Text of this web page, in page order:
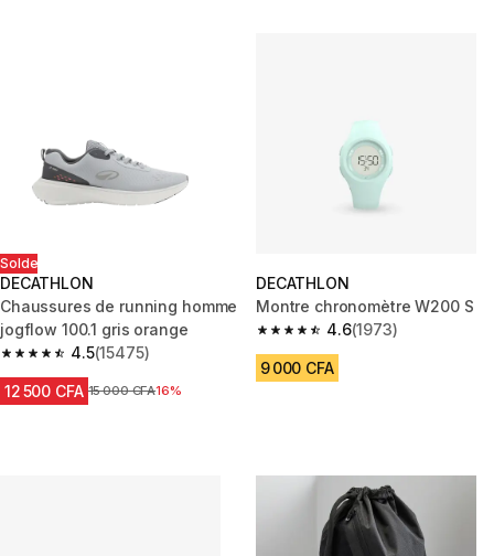
Solde
DECATHLON
Chaussures de running homme
jogflow 100.1 gris orange
4.5
4.5 out of 5 stars from 15475 reviews
(15475)
12 500 CFA Prix avant réduction
15 000 CFA16%
DECATHLON
Montre chronomètre W200 S
4.6
4.6 out of 5 stars from 1973
(1973)
9 000 CFA